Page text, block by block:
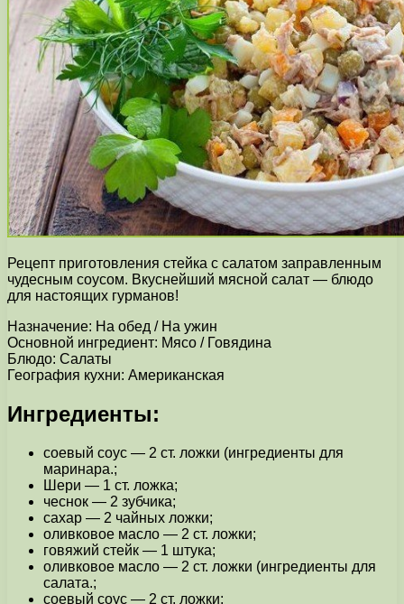
Рецепт приготовления стейка с салатом заправленным
чудесным соусом. Вкуснейший мясной салат — блюдо
для настоящих гурманов!
Назначение: На обед / На ужин
Основной ингредиент: Мясо / Говядина
Блюдо: Салаты
География кухни: Американская
Ингредиенты:
соевый соус — 2 ст. ложки (ингредиенты для
маринара.;
Шери — 1 ст. ложка;
чеснок — 2 зубчика;
сахар — 2 чайных ложки;
оливковое масло — 2 ст. ложки;
говяжий стейк — 1 штука;
оливковое масло — 2 ст. ложки (ингредиенты для
салата.;
соевый соус — 2 ст. ложки;